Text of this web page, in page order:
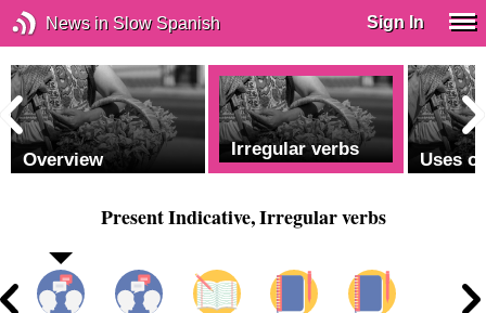
News in Slow Spanish Sign In
Overview Irregular verbs Uses
Present Indicative, Irregular verbs